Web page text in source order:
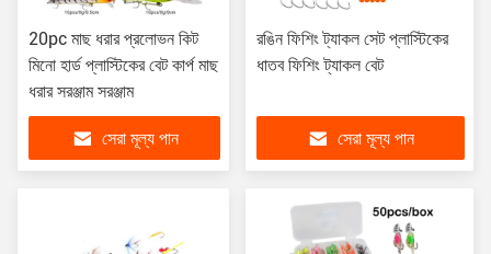
20pc মাছ ধরার প্রলোভন কিট
মিনো হার্ড প্লাস্টিকের বেট কার্প মাছ
ধরার সরঞ্জাম সরঞ্জাম
সেরা মূল্য পান
রঙিন ফিশিং ট্যাকল সেট প্লাস্টিকের
ধাতব ফিশিং ট্যাকল বেট
সেরা মূল্য পান